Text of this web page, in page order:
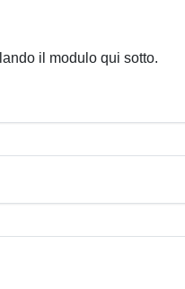
il modulo qui sotto.